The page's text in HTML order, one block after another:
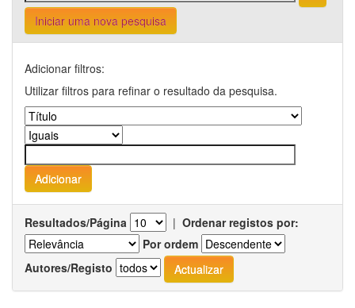
Iniciar uma nova pesquisa
Adicionar filtros:
Utilizar filtros para refinar o resultado da pesquisa.
Resultados/Página | Ordenar registos por:
Por ordem
Autores/Registo